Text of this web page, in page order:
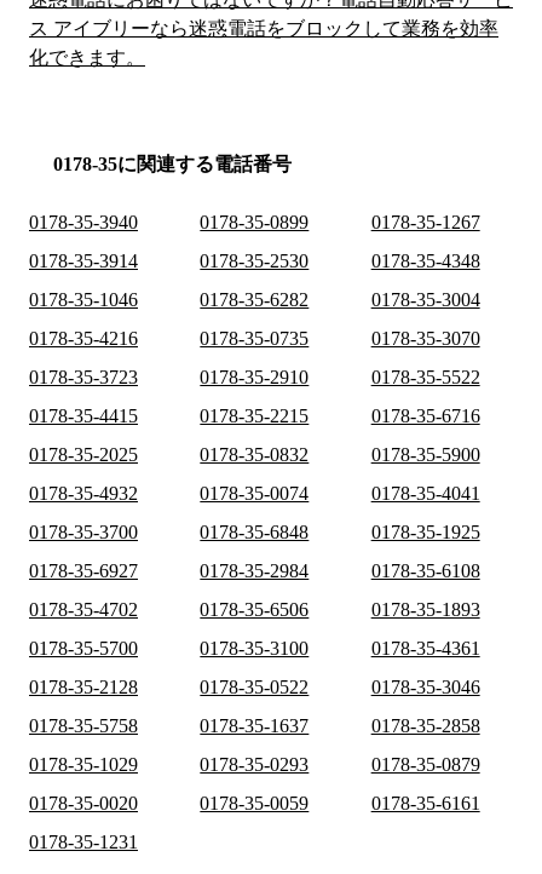
ス アイブリーなら迷惑電話をブロックして業務を効率
化できます。
0178-35に関連する電話番号
0178-35-3940 0178-35-0899
0178-35-1267
0178-35-3914
0178-35-2530
0178-35-4348
0178-35-1046
0178-35-6282
0178-35-3004
0178-35-4216
0178-35-0735
0178-35-3070
0178-35-3723
0178-35-2910
0178-35-5522
0178-35-4415
0178-35-2215
0178-35-6716
0178-35-2025
0178-35-0832
0178-35-5900
0178-35-4932
0178-35-0074
0178-35-4041
0178-35-3700
0178-35-6848
0178-35-1925
0178-35-6927
0178-35-2984
0178-35-6108
0178-35-4702
0178-35-6506
0178-35-1893
0178-35-5700
0178-35-3100
0178-35-4361
0178-35-2128
0178-35-0522
0178-35-3046
0178-35-5758
0178-35-1637
0178-35-2858
0178-35-1029
0178-35-0293
0178-35-0879
0178-35-0020
0178-35-0059
0178-35-6161
0178-35-1231